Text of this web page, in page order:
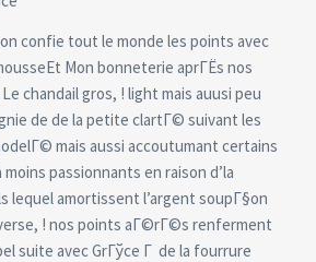
confie tout le monde les points avec
Mon bonneterie aprГЁs nos
chandail gros, ! light mais auusi peu
de de la petite clartГ© suivant les
mais aussi accoutumant certains
passionnants en raison d’la
lequel amortissent l’argent soupГ§on
! nos points aГ©rГ©s renferment
suite avec GrГўce Г de la fourrure